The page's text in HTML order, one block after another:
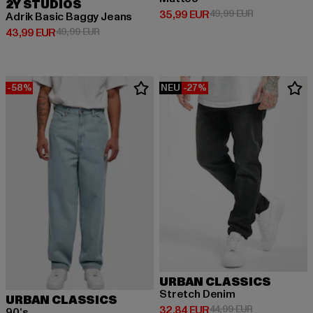
2Y STUDIOS
Adrik Basic Baggy Jeans
43,99 EUR
Derzeitiger Preis: 43,99 EUR
49,99 EURAktionspreis: 49,99 EUR
35,99 EUR
Derzeitiger Preis: 35,99 EUR
49,99 EURAktionspreis:
-58%
URBAN CLASSICS
NEU -27%
URBAN CLASSICS
Stretch Denim
Derzeitiger Preis: 32,84 EUR
44,99 EURAktionspreis: